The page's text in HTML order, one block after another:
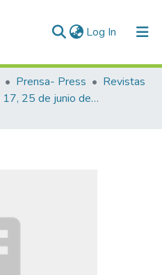
Log In (current)
Prensa- Press
Revistas
Número 17, 25 de junio de 1940